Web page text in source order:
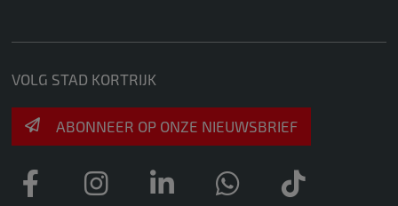
VOLG STAD KORTRIJK
ABONNEER OP ONZE NIEUWSBRIEF